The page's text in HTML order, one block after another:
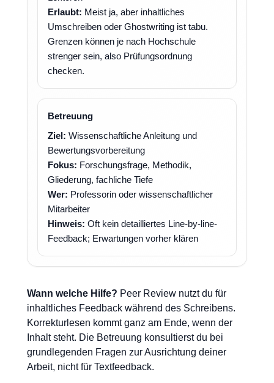
Erlaubt: Meist ja, aber inhaltliches
Umschreiben oder Ghostwriting ist tabu.
Grenzen können je nach Hochschule
strenger sein, also Prüfungsordnung
checken.
Betreuung
Ziel: Wissenschaftliche Anleitung und
Bewertungsvorbereitung
Fokus: Forschungsfrage, Methodik,
Gliederung, fachliche Tiefe
Wer: Professorin oder wissenschaftlicher
Mitarbeiter
Hinweis: Oft kein detailliertes Line-by-line-
Feedback; Erwartungen vorher klären
Wann welche Hilfe? Peer Review nutzt du für
inhaltliches Feedback während des Schreibens.
Korrekturlesen kommt ganz am Ende, wenn der
Inhalt steht. Die Betreuung konsultierst du bei
grundlegenden Fragen zur Ausrichtung deiner
Arbeit, nicht für Textfeedback.